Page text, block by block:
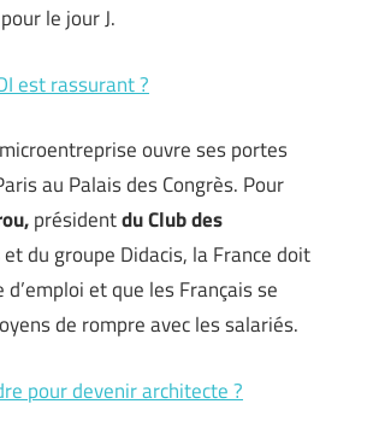
le jour J.
est rassurant ?
ouvre ses portes
au Palais des Congrès. Pour
présidentdu Club des
et du groupe Didacis, la France doit
et que les Français se
de rompre avec les salariés.
pour devenir architecte ?